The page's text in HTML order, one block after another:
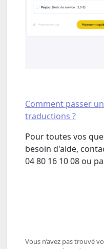
Comment passer
traductions ?
Pour toutes vos
besoin d'aide,
04 80 16 10 08 ou
Vous n’avez pas trouvé